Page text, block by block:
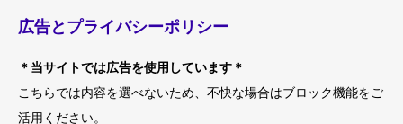
広告とプライバシーポリシー
＊当サイトでは広告を使用しています＊
こちらでは内容を選べないため、不快な場合はブロック機能をご
活用ください。